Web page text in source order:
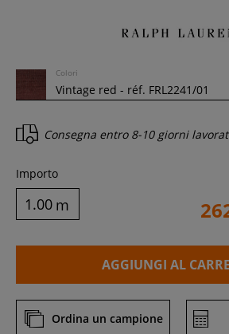
Colori
Consegna entro 8-10 giorni
Importo
m
AGGIUNGI AL
Ordina un campione